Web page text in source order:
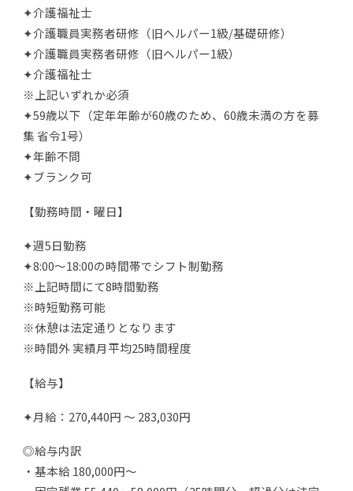
✦介護福祉士
✦介護職員実務者研修（旧ヘルパー1級/基礎研修）
✦介護職員実務者研修（旧ヘルパー1級）
✦介護福祉士
※上記いずれか必須
✦59歳以下（定年年齢が60歳のため、60歳未満の方を募
集 省令1号）
✦年齢不問
✦ブランク可
【勤務時間・曜日】
✦週5日勤務
✦8:00～18:00の時間帯でシフト制勤務
※上記時間にて8時間勤務
※時短勤務可能
※休憩は法定通りとなります
※時間外 実績月平均25時間程度
【給与】
✦月給：270,440円 ～ 283,030円
◎給与内訳
・基本給 180,000円～